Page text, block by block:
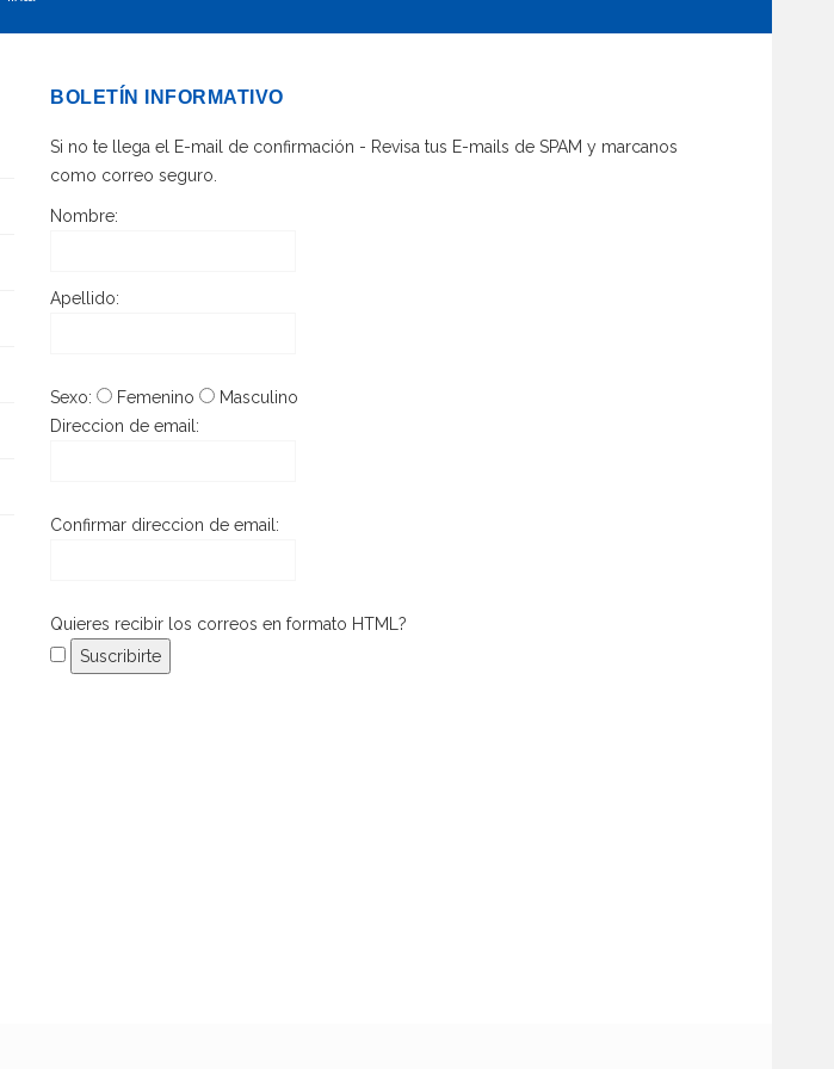
BOLETÍN INFORMATIVO
Si no te llega el E-mail de confirmación - Revisa tus E-mails de SPAM y marcanos
como correo seguro.
Nombre:
Apellido:
Sexo: Femenino
Masculino
Direccion de email:
Confirmar direccion de email:
Quieres recibir los correos en formato HTML?